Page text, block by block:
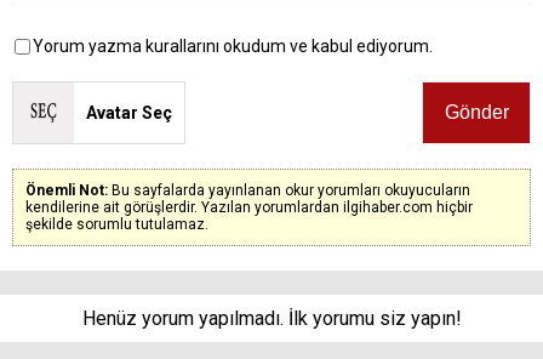
Yorum yazma kurallarını okudum ve kabul ediyorum.
Avatar Seç
Önemli Not: Bu sayfalarda yayınlanan okur yorumları okuyucuların
kendilerine ait görüşlerdir. Yazılan yorumlardan ilgihaber.com hiçbir
şekilde sorumlu tutulamaz.
Henüz yorum yapılmadı. İlk yorumu siz yapın!